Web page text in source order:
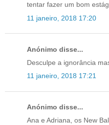
tentar fazer um bom
11 janeiro, 2018 17:20
Anónimo disse...
Desculpe a ignorância
11 janeiro, 2018 17:21
Anónimo disse...
Ana e Adriana, os New